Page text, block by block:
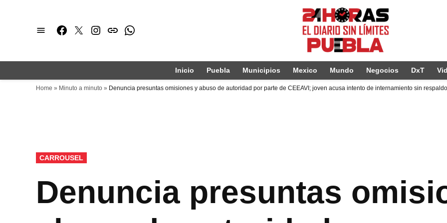
Facebook
TwitterInstagram
issuuWhatsapp
Inicio Puebla Municipios Mexico Mundo Negocios DxT
Home » Minuto a minuto » Denuncia presuntas omisiones y abuso de autoridad por parte de CEEAVI; joven acusa intento de internamiento sin
PUBLICADO
EN
CARROUSEL
Denuncia presuntas